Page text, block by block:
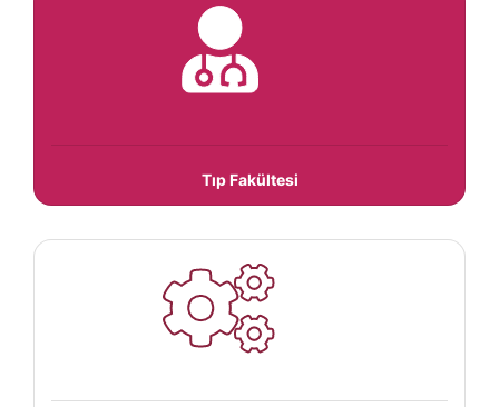
Tıp Fakültesi